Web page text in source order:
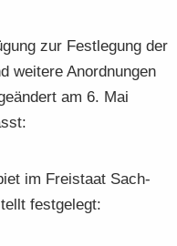
zur Fest­le­gung der
wei­te­re An­ord­nun­gen
am 6. Mai
im Frei­staat Sach­
fest­ge­legt: